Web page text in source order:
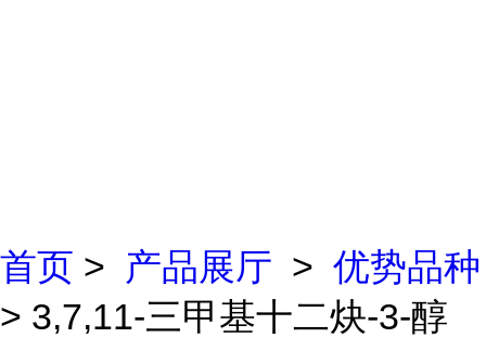
首页 > 产品展厅 > 优势品种
> 3,7,11-三甲基十二炔-3-醇